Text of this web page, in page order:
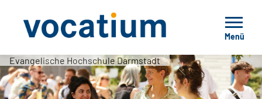
Menü
Evangelische Hochschule Darmstadt